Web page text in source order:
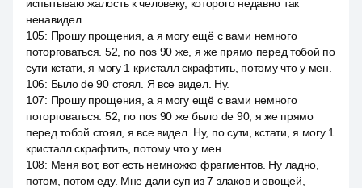
испытываю жалость к человеку, которого недавно так
ненавидел.
105: Прошу прощения, а я могу ещё с вами немного
поторговаться. 52, no nos 90 же, я же прямо перед тобой по
сути кстати, я могу 1 кристалл скрафтить, потому что у мен.
106: Было de 90 стоял. Я все видел. Ну.
107: Прошу прощения, а я могу ещё с вами немного
поторговаться. 52, no nos 90 же было de 90, я же прямо
перед тобой стоял, я все видел. Ну, по сути, кстати, я могу 1
кристалл скрафтить, потому что у мен.
108: Меня вот, вот есть немножко фрагментов. Ну ладно,
потом, потом еду. Мне дали суп из 7 злаков и овощей,